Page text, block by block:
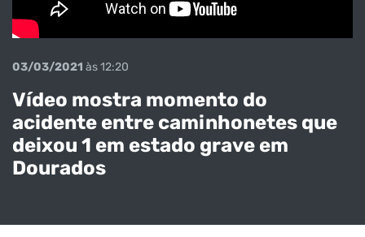
03/03/2021 às 12:20
Vídeo mostra momento do
acidente entre caminhonetes que
deixou 1 em estado grave em
Dourados